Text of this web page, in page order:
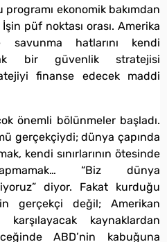
ekonomik bakımdan
püf noktası orası. Amerika
hatlarını kendi
bir güvenlik stratejisi
finanse edecek maddi
önemli bölünmeler başladı.
gerçekçiydi; dünya çapında
kendi sınırlarının ötesinde
“Biz dünya
diyor. Fakat kurduğu
gerçekçi değil; Amerikan
kaynaklardan
ABD’nin kabuğuna